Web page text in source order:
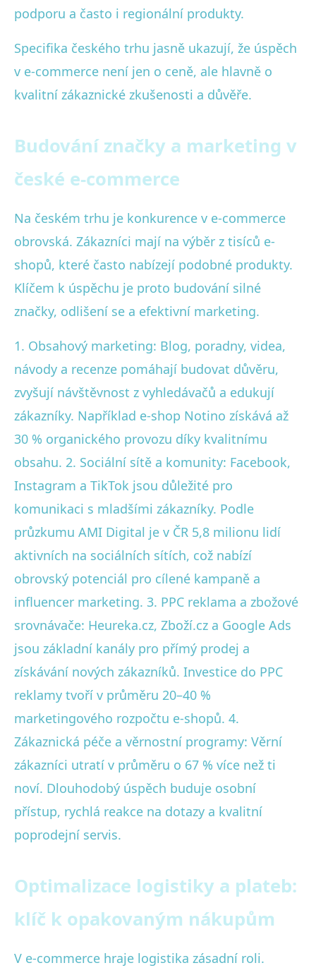
podporu a často i regionální produkty.
Specifika českého trhu jasně ukazují, že úspěch
v e-commerce není jen o ceně, ale hlavně o
kvalitní zákaznické zkušenosti a důvěře.
Budování značky a marketing v
české e-commerce
Na českém trhu je konkurence v e-commerce
obrovská. Zákazníci mají na výběr z tisíců e-
shopů, které často nabízejí podobné produkty.
Klíčem k úspěchu je proto budování silné
značky, odlišení se a efektivní marketing.
1. Obsahový marketing: Blog, poradny, videa,
návody a recenze pomáhají budovat důvěru,
zvyšují návštěvnost z vyhledávačů a edukují
zákazníky. Například e-shop Notino získává až
30 % organického provozu díky kvalitnímu
obsahu. 2. Sociální sítě a komunity: Facebook,
Instagram a TikTok jsou důležité pro
komunikaci s mladšími zákazníky. Podle
průzkumu AMI Digital je v ČR 5,8 milionu lidí
aktivních na sociálních sítích, což nabízí
obrovský potenciál pro cílené kampaně a
influencer marketing. 3. PPC reklama a zbožové
srovnávače: Heureka.cz, Zboží.cz a Google Ads
jsou základní kanály pro přímý prodej a
získávání nových zákazníků. Investice do PPC
reklamy tvoří v průměru 20–40 %
marketingového rozpočtu e-shopů. 4.
Zákaznická péče a věrnostní programy: Věrní
zákazníci utratí v průměru o 67 % více než ti
noví. Dlouhodobý úspěch buduje osobní
přístup, rychlá reakce na dotazy a kvalitní
poprodejní servis.
Optimalizace logistiky a plateb:
klíč k opakovaným nákupům
V e-commerce hraje logistika zásadní roli.